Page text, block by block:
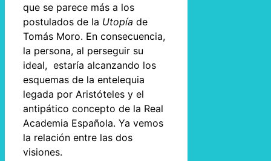
que se parece más a los
postulados de la Utopía de
Tomás Moro. En consecuencia,
la persona, al perseguir su
ideal, estaría alcanzando los
esquemas de la entelequia
legada por Aristóteles y el
antipático concepto de la Real
Academia Española. Ya vemos
la relación entre las dos
visiones.